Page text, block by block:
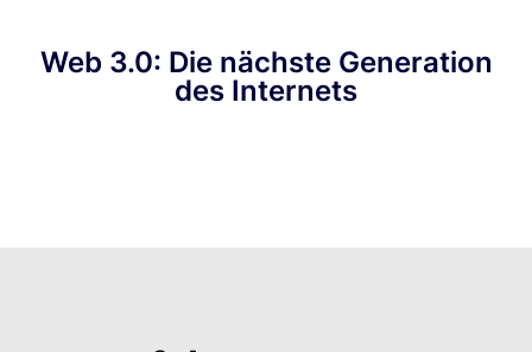
Web 3.0: Die nächste Generation
des Internets